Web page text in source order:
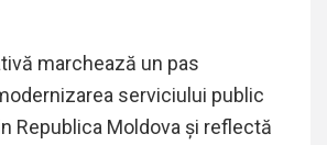
marchează un pas
serviciului public
Republica Moldova și reflectă